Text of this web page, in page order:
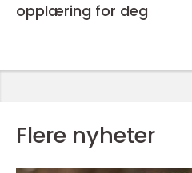
opplæring for deg
Flere nyheter